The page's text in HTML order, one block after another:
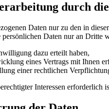
durch
Daten nur zu den in
Daten nur an Dritte
dazu erteilt haben,
eines Vertrags mit Ihnen
einer rechtlichen
Interessen erforderlich